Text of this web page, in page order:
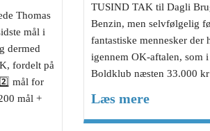
Thomas
mål i
dermed
fordelt på
mål for
mål +
TUSIND TAK til Dagli
Benzin, men selvfølgelig
fantastiske mennesker der
igennem OK-aftalen, som
Boldklub næsten 33.000
Læs mere